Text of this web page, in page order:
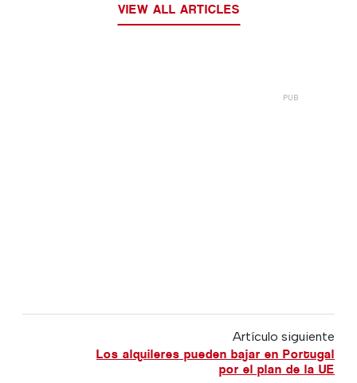
VIEW ALL ARTICLES
Artículo siguiente
Los alquileres pueden bajar en Portugal
por el plan de la UE